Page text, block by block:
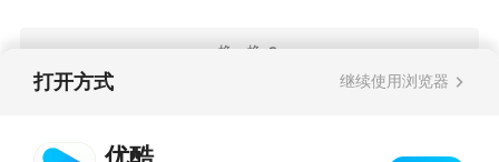
换一换
打开方式 继续使用浏览器